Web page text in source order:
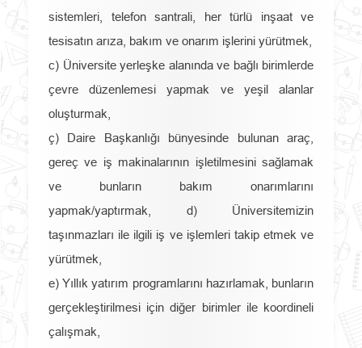
sistemleri, telefon santrali, her türlü inşaat ve
tesisatın arıza, bakım ve onarım işlerini yürütmek,
c) Üniversite yerleşke alanında ve bağlı birimlerde
çevre düzenlemesi yapmak ve yeşil alanlar
oluşturmak,
ç) Daire Başkanlığı bünyesinde bulunan araç,
gereç ve iş makinalarının işletilmesini sağlamak
ve bunların bakım onarımlarını
yapmak/yaptırmak, d) Üniversitemizin
taşınmazları ile ilgili iş ve işlemleri takip etmek ve
yürütmek,
e) Yıllık yatırım programlarını hazırlamak, bunların
gerçekleştirilmesi için diğer birimler ile koordineli
çalışmak,